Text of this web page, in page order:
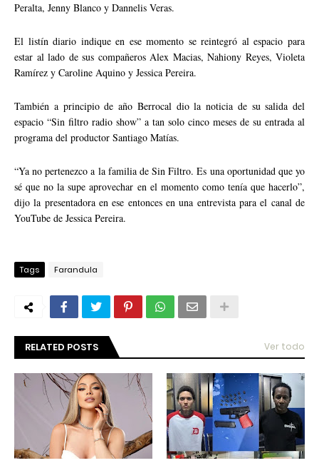
Peralta, Jenny Blanco y Dannelis Veras.
El listín diario indique en ese momento se reintegró al espacio para
estar al lado de sus compañeros Alex Macias, Nahiony Reyes, Violeta
Ramírez y Caroline Aquino y Jessica Pereira.
También a principio de año Berrocal dio la noticia de su salida del
espacio “Sin filtro radio show” a tan solo cinco meses de su entrada al
programa del productor Santiago Matías.
“Ya no pertenezco a la familia de Sin Filtro. Es una oportunidad que yo
sé que no la supe aprovechar en el momento como tenía que hacerlo”,
dijo la presentadora en ese entonces en una entrevista para el canal de
YouTube de Jessica Pereira.
Tags Farandula
RELATED POSTS Ver todo